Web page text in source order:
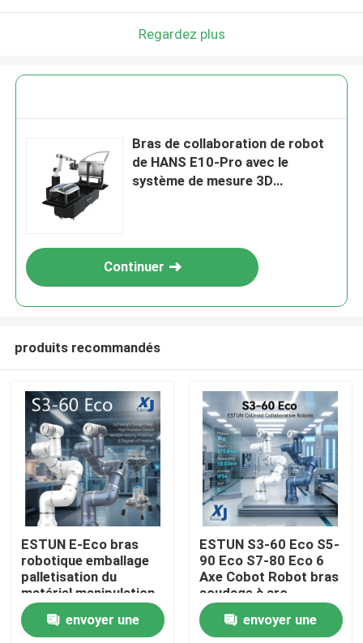
À la maison
Produits
Vidéos
Regardez plus
Bras de collaboration de robot
de HANS E10-Pro avec le
système de mesure 3D
Continuer
produits recommandés
ESTUN E-Eco bras
robotique emballage
palletisation du
matériel manipulation
robot collaboratif
avec OnRobot Grriper
envoyer une
ESTUN S3-60 Eco S5-
90 Eco S7-80 Eco 6
Axe Cobot Robot bras
soudage à arc
collaboratif robot
CNGBS positionneur
envoyer une